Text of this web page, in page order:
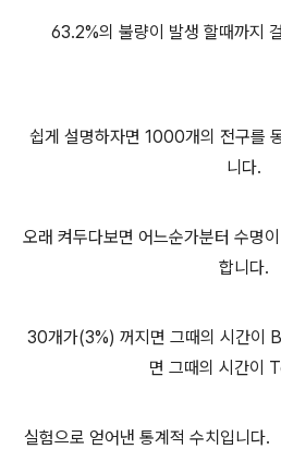
63.2%의 불량이 발생 할때까지
쉽게 설명하자면 1000개의 전구를
니다.
오래 켜두다보면 어느순가분터 수명
합니다.
30개가(3%) 꺼지면 그때의 시간이
면 그때의 시간이
실험으로 얻어낸 통계적 수치입니다